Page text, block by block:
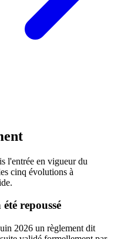
l'entrée en vigueur du
cinq évolutions à
repoussé
2026 un règlement dit